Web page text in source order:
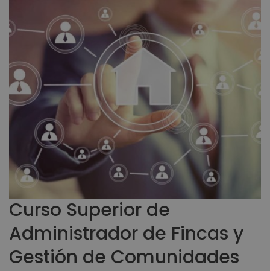
Curso Superior de
Administrador de Fincas y
Gestión de Comunidades